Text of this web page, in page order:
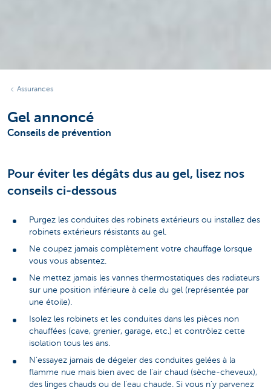
Assurances
Gel annoncé
Conseils de prévention
Pour éviter les dégâts dus au gel, lisez nos
conseils ci-dessous
Purgez les conduites des robinets extérieurs ou installez des
robinets extérieurs résistants au gel.
Ne coupez jamais complètement votre chauffage lorsque
vous vous absentez.
Ne mettez jamais les vannes thermostatiques des radiateurs
sur une position inférieure à celle du gel (représentée par
une étoile).
Isolez les robinets et les conduites dans les pièces non
chauffées (cave, grenier, garage, etc.) et contrôlez cette
isolation tous les ans.
N’essayez jamais de dégeler des conduites gelées à la
flamme nue mais bien avec de l'air chaud (sèche-cheveux),
des linges chauds ou de l'eau chaude. Si vous n'y parvenez